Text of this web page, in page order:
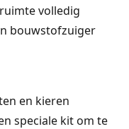
volledig
bouwstofzuiger
en kieren
speciale kit om te